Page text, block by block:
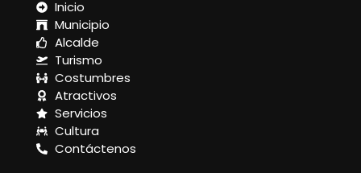
Inicio
Municipio
Alcalde
Turismo
Costumbres
Atractivos
Servicios
Cultura
Contáctenos